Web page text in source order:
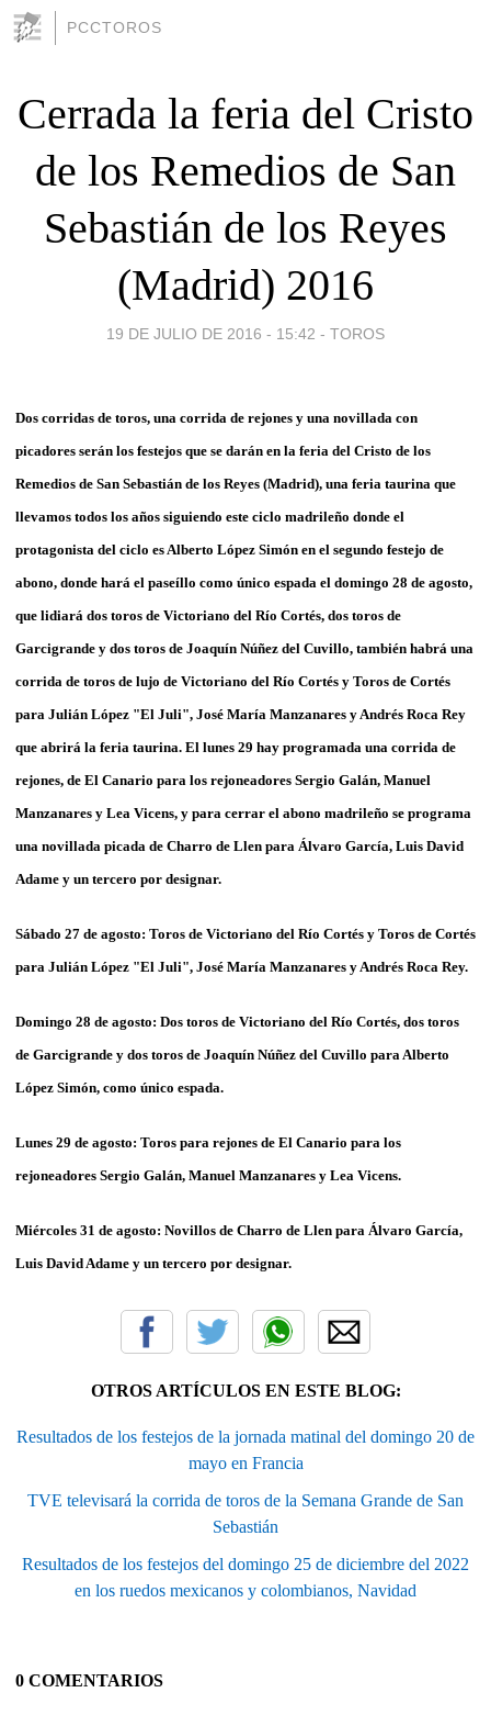
PCCTOROS
Cerrada la feria del Cristo
de los Remedios de San
Sebastián de los Reyes
(Madrid) 2016
19 DE JULIO DE 2016 - 15:42 - TOROS
Dos corridas de toros, una corrida de rejones y una novillada con
picadores serán los festejos que se darán en la feria del Cristo de los
Remedios de San Sebastián de los Reyes (Madrid), una feria taurina que
llevamos todos los años siguiendo este ciclo madrileño donde el
protagonista del ciclo es Alberto López Simón en el segundo festejo de
abono, donde hará el paseíllo como único espada el domingo 28 de agosto,
que lidiará dos toros de Victoriano del Río Cortés, dos toros de
Garcigrande y dos toros de Joaquín Núñez del Cuvillo, también habrá una
corrida de toros de lujo de Victoriano del Río Cortés y Toros de Cortés
para Julián López "El Juli", José María Manzanares y Andrés Roca Rey
que abrirá la feria taurina. El lunes 29 hay programada una corrida de
rejones, de El Canario para los rejoneadores Sergio Galán, Manuel
Manzanares y Lea Vicens, y para cerrar el abono madrileño se programa
una novillada picada de Charro de Llen para Álvaro García, Luis David
Adame y un tercero por designar.
Sábado 27 de agosto: Toros de Victoriano del Río Cortés y Toros de Cortés
para Julián López "El Juli", José María Manzanares y Andrés Roca Rey.
Domingo 28 de agosto: Dos toros de Victoriano del Río Cortés, dos toros
de Garcigrande y dos toros de Joaquín Núñez del Cuvillo para Alberto
López Simón, como único espada.
Lunes 29 de agosto: Toros para rejones de El Canario para los
rejoneadores Sergio Galán, Manuel Manzanares y Lea Vicens.
Miércoles 31 de agosto: Novillos de Charro de Llen para Álvaro García,
Luis David Adame y un tercero por designar.
OTROS ARTÍCULOS EN ESTE BLOG:
Resultados de los festejos de la jornada matinal del domingo 20 de
mayo en Francia
TVE televisará la corrida de toros de la Semana Grande de San
Sebastián
Resultados de los festejos del domingo 25 de diciembre del 2022
en los ruedos mexicanos y colombianos, Navidad
0 COMENTARIOS